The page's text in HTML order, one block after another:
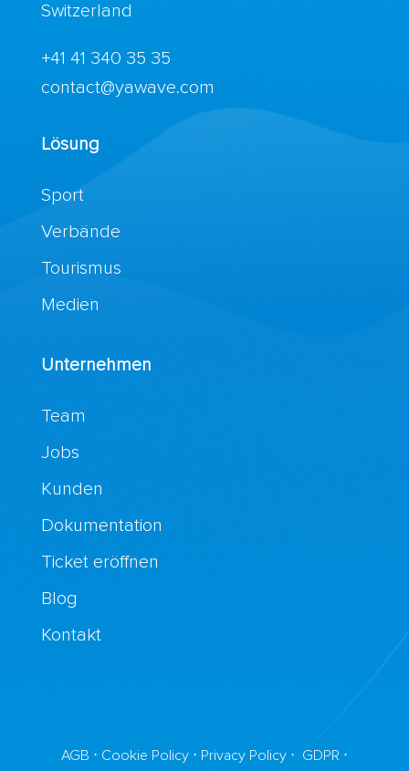
Switzerland
+41 41 340 35 35
contact@yawave.com
Lösung
Sport
Verbände
Tourismus
Medien
Unternehmen
Team
Jobs
Kunden
Dokumentation
Ticket eröffnen
Blog
Kontakt
AGB ⋅ Cookie Policy⋅ Privacy Policy⋅ GDPR ⋅